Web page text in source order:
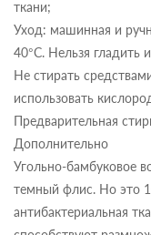
ткани;
Уход: машинная и
40°C. Нельзя гладить
Не стирать
использовать
Предварительная
Дополнительно
Угольно-бамбуковое
темный флис. Но это
антибактериальная